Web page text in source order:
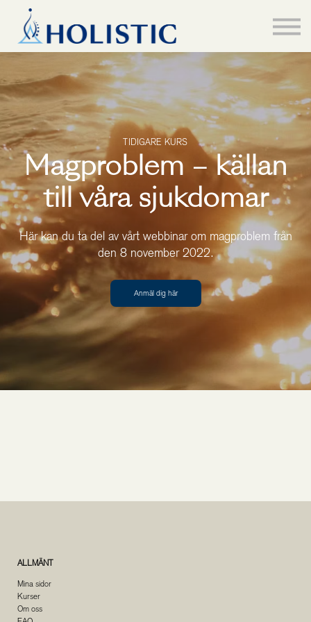
Kurser
About us
Logga in
TIDIGARE KURS
Magproblem – källan
till våra sjukdomar
Här kan du ta del av vårt webbinar om magproblem från
den 8 november 2022.
Anmäl dig här
ALLMÄNT
Mina sidor
Kurser
Om oss